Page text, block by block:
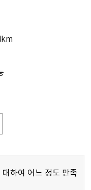
하여 어느 정도 만족